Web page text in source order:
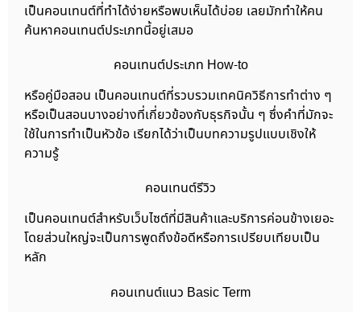
เป็นคอนเทนต์ที่ทำได้ง่ายหรือพบเห็นได้บ่อย เลยมักทำให้คน
ค้นหาคอนเทนต์ประเภทนี้อยู่เสมอ
คอนเทนต์ประเภท How-to
หรือคู่มือสอน เป็นคอนเทนต์ที่รวบรวมเทคนิควิธีการทำต่าง ๆ
หรือเป็นสอนบางอย่างที่เกี่ยวข้องกับธุรกิจนั้น ๆ ซึ่งคำที่มักจะ
ใช้ในการทำเป็นหัวข้อ เรียกได้ว่าเป็นบทความรูปแบบเชิงให้
ความรู้
คอนเทนต์รีวิว
เป็นคอนเทนต์สำหรับเว็บไซต์ที่มีสินค้าและบริการค่อนข้างเยอะ
โดยส่วนใหญ่จะเป็นการพูดถึงข้อดีหรือการเปรียบเทียบเป็น
หลัก
คอนเทนต์แนว Basic Term